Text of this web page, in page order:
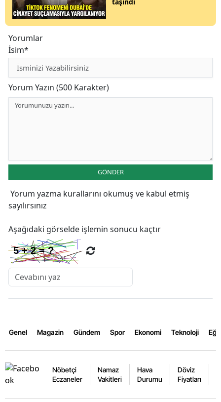
Yorumlar
İsim*
Yorum Yazın (500 Karakter)
GÖNDER
Yorum yazma kurallarını okumuş ve kabul etmiş
sayılırsınız
Aşağıdaki görselde işlemin sonucu kaçtır
Genel Magazin Gündem Spor Ekonomi Teknoloji
Nöbetçi
Eczaneler
Namaz
Vakitleri
Hava
Durumu
Döviz
Fiyatları